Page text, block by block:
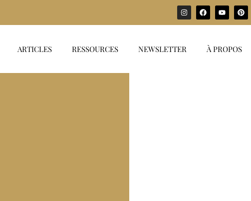
ARTICLES RESSOURCES NEWSLETTER À PROPOS